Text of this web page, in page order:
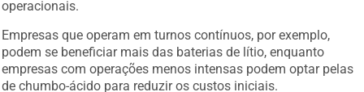
operacionais.
Empresas que operam em turnos contínuos, por exemplo,
podem se beneficiar mais das baterias de lítio, enquanto
empresas com operações menos intensas podem optar pelas
de chumbo-ácido para reduzir os custos iniciais.